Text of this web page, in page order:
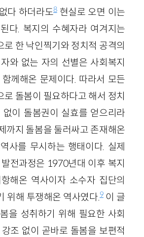
다 하더라도8현실로 오면 이는
다. 복지의 수혜자라 여겨지는
로 한 낙인찍기와 정치적 공격의
와 없는 자의 선별은 사회복지
께해온 문제이다. 따라서 모든
로 돌봄이 필요하다고 해서 정치
이 돌봄권이 실효를 얻으리라
까지 돌봄을 둘러싸고 존재해온
사를 무시하는 행태이다. 실제
전과정은 1970년대 이후 복지
해온 역사이자 소수자 집단의
위해 투쟁해온 역사였다.9이 글
을 성취하기 위해 필요한 사회
조 없이 곧바로 돌봄을 보편적